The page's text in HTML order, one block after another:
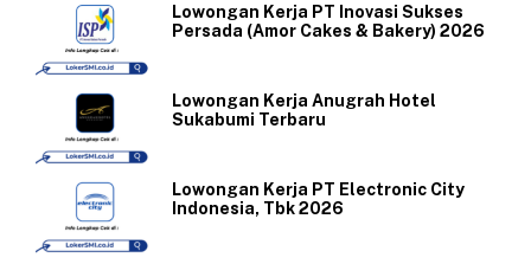
Lowongan Kerja PT Inovasi Sukses
Persada (Amor Cakes & Bakery) 2026
Lowongan Kerja Anugrah Hotel
Sukabumi Terbaru
Lowongan Kerja PT Electronic City
Indonesia, Tbk 2026